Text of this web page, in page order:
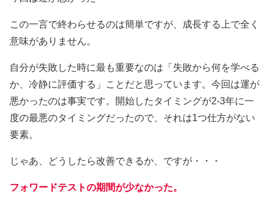
この一言で終わらせるのは簡単ですが、成長する上で全く
意味がありません。
自分が失敗した時に最も重要なのは「失敗から何を学べる
か、冷静に評価する」ことだと思っています。今回は運が
悪かったのは事実です。開始したタイミングが2-3年に一
度の最悪のタイミングだったので、それは1つ仕方がない
要素。
じゃあ、どうしたら改善できるか、ですが・・・
フォワードテストの期間が少なかった。